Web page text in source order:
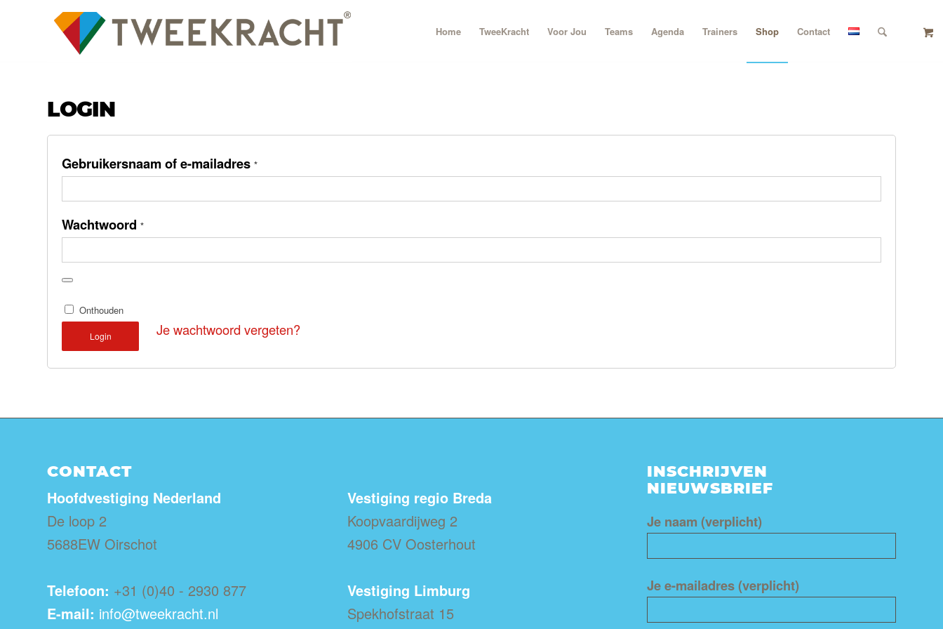
Home TweeKracht Voor Jou Teams Agenda Trainers Shop Contact
LOGIN
Gebruikersnaam of e-mailadres *
Wachtwoord *
Onthouden
Login Je wachtwoord vergeten?
CONTACT
Hoofdvestiging Nederland
De loop 2
5688EW Oirschot
Telefoon: +31 (0)40 - 2930 877
E-mail: info@tweekracht.nl
Vestiging regio Breda
Koopvaardijweg 2
4906 CV Oosterhout
Vestiging Limburg
Spekhofstraat 15
INSCHRIJVEN
NIEUWSBRIEF
Je naam (verplicht)
Je e-mailadres (verplicht)